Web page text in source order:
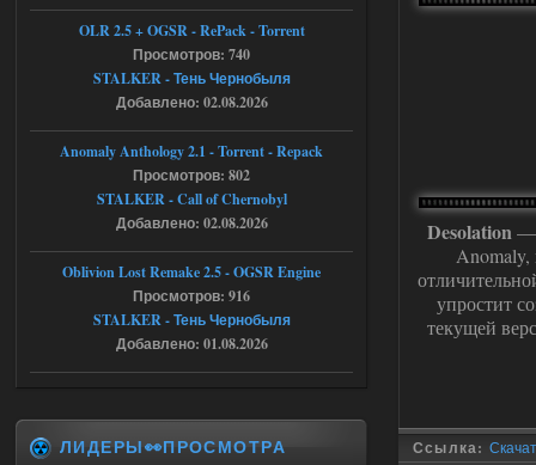
Desolation —
Anomaly,
упростит
текущей
Ссылка:
Тайна Зоны - Remaster 2026
AndreySA
патч я установил после
установки мода, да, ладно,
наверное вы правы придется ожидать
чудо))
Ответить ➤
Тайна Зоны - Remaster 2026
20:50
Stalker-Mods-Clan-su
Доступно только для пользователей
AndreySA
OLR 2.5 + OGSR - RePack - Torrent
Просмотров: 740
STALKER - Тень Чернобыля
Добавлено: 02.08.2026
Anomaly Anthology 2.1 - Torrent - Repack
Просмотров: 802
STALKER - Call of Chernobyl
Добавлено: 02.08.2026
Oblivion Lost Remake 2.5 - OGSR Engine
Просмотров: 916
STALKER - Тень Чернобыля
Добавлено: 01.08.2026
ЛИДЕРЫ👀ПРОСМОТРА